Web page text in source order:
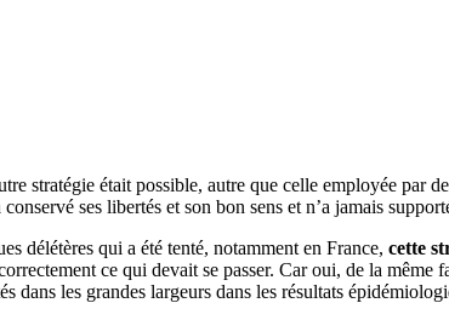
stratégie était possible, autre que celle employée par
ses libertés et son bon sens et n’a jamais
délétères qui a été tenté, notamment en France, cette
ce qui devait se passer. Car oui, de la même
dans les grandes largeurs dans les résultats